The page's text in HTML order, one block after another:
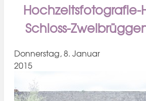
Hochzeitsfotografie-
Schloss-
Donnerstag, 8. Januar
2015